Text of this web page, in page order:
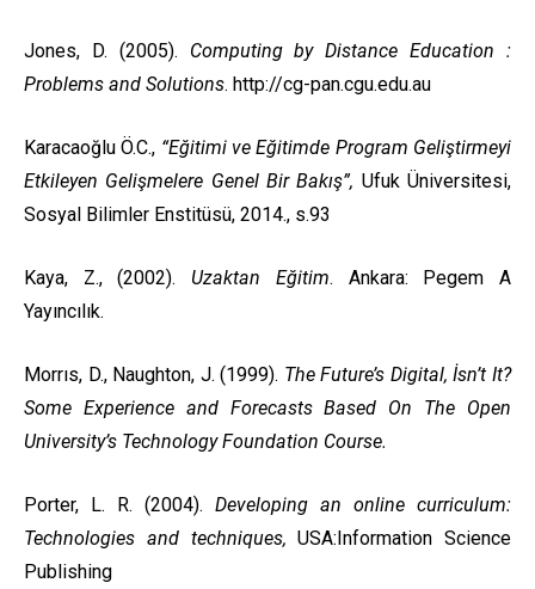
Jones, D. (2005). Computing by Distance Education :
Problems and Solutions. http://cg-pan.cgu.edu.au
Karacaoğlu Ö.C., “Eğitimi ve Eğitimde Program Geliştirmeyi
Etkileyen Gelişmelere Genel Bir Bakış”, Ufuk Üniversitesi,
Sosyal Bilimler Enstitüsü, 2014., s.93
Kaya, Z., (2002). Uzaktan Eğitim. Ankara: Pegem A
Yayıncılık.
Morrıs, D., Naughton, J. (1999). The Future’s Digital, İsn’t It?
Some Experience and Forecasts Based On The Open
University’s Technology Foundation Course.
Porter, L. R. (2004). Developing an online curriculum:
Technologies and techniques,USA:Information Science
Publishing